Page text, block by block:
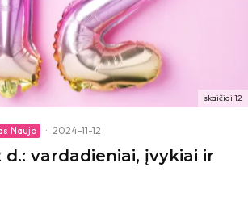
skaičiai 12
Naujo · 2024-11-12
d.: vardadieniai, įvykiai ir